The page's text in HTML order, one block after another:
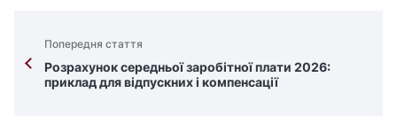
Попередня стаття
Розрахунок середньої заробітної плати 2026:
приклад для відпускних і компенсації